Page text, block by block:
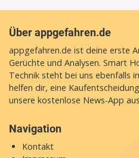
Über appgefahren.de
appgefahren.de ist deine erste
Gerüchte und Analysen. Smart
Technik steht bei uns ebenfalls
helfen dir, eine
unsere kostenlose News-App
Navigation
Kontakt